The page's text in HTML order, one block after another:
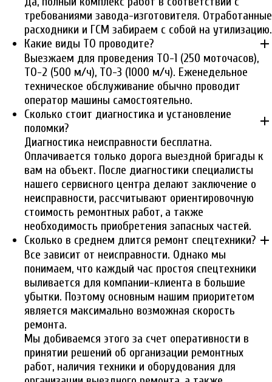
требованиями завода-изготовителя. Отработанные
расходники и ГСМ забираем с собой на утилизацию.
Какие виды ТО проводите?
add
Выезжаем для проведения ТО-1 (250 моточасов),
ТО-2 (500 м/ч), ТО-3 (1000 м/ч). Еженедельное
техническое обслуживание обычно проводит
оператор машины самостоятельно.
Сколько стоит диагностика и установление
поломки?
add
Диагностика неисправности бесплатна.
Оплачивается только дорога выездной бригады к
вам на объект. После диагностики специалисты
нашего сервисного центра делают заключение о
неисправности, рассчитывают ориентировочную
стоимость ремонтных работ, а также
необходимость приобретения запасных частей.
Сколько в среднем длится ремонт спецтехники? add
Все зависит от неисправности. Однако мы
понимаем, что каждый час простоя спецтехники
выливается для компании-клиента в большие
убытки. Поэтому основным нашим приоритетом
является максимально возможная скорость
ремонта.
Мы добиваемся этого за счет оперативности в
принятии решений об организации ремонтных
работ, наличия техники и оборудования для